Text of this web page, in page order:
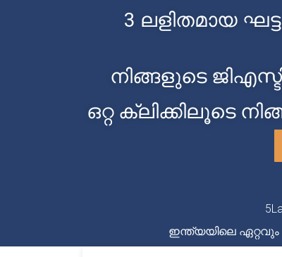
3 ലളിതമായ
നിങ്ങളുടെ
ഒറ്റ ക്ലിക്കിലൂടെ
ഇന്ത്യയിലെ